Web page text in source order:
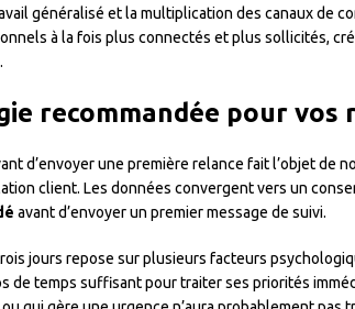
généralisé et la multiplication des canaux de
à la fois plus connectés et plus sollicités,
recommandée pour vos
d’envoyer une première relance fait l’objet de
client. Les données convergent vers un
avant d’envoyer un premier message de suivi.
jours repose sur plusieurs facteurs
de temps suffisant pour traiter ses priorités